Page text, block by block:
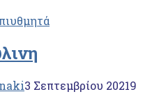
3 Σεπτεμβρίου 20219